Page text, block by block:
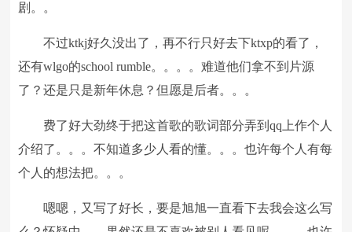
剧。。
不过ktkj好久没出了，再不行只好去下ktxp的看了，
还有wlgo的school rumble。。。。难道他们拿不到片源
了？还是只是新年休息？但愿是后者。。。
费了好大劲终于把这首歌的歌词部分弄到qq上作个人
介绍了。。。不知道多少人看的懂。。。也许每个人有每
个人的想法把。。。
嗯嗯，又写了好长，要是旭旭一直看下去我会这么写